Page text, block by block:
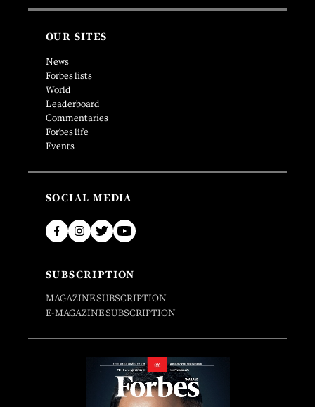
OUR SITES
News
Forbes lists
World
Leaderboard
Commentaries
Forbes life
Events
SOCIAL MEDIA
SUBSCRIPTION
MAGAZINE SUBSCRIPTION
E-MAGAZINE SUBSCRIPTION